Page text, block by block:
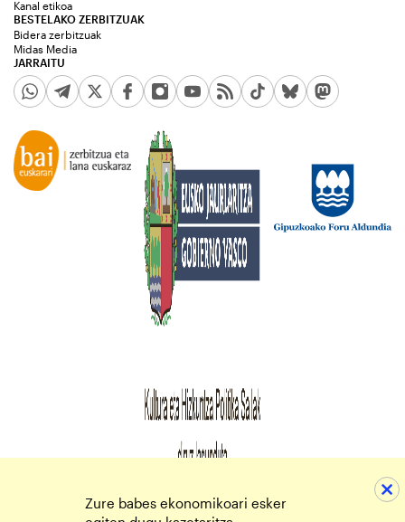
JARRAITU
Kanal etikoa
BESTELAKO ZERBITZUAK
Bidera zerbitzuak
Midas Media
Zure babes ekonomikoari esker